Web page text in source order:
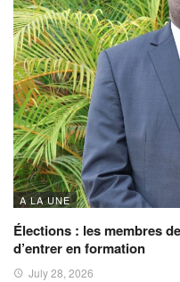
A LA UNE
Élections : les membres
d’entrer en formation
July 28, 2026